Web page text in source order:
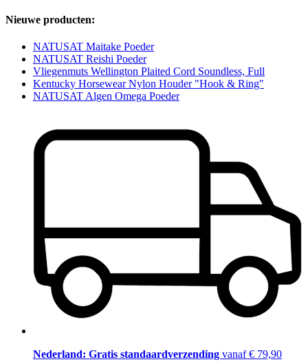
Nieuwe producten:
NATUSAT Maitake Poeder
NATUSAT Reishi Poeder
Vliegenmuts Wellington Plaited Cord Soundless, Full
Kentucky Horsewear Nylon Houder "Hook & Ring"
NATUSAT Algen Omega Poeder
Nederland: Gratis standaardverzending vanaf € 79,90